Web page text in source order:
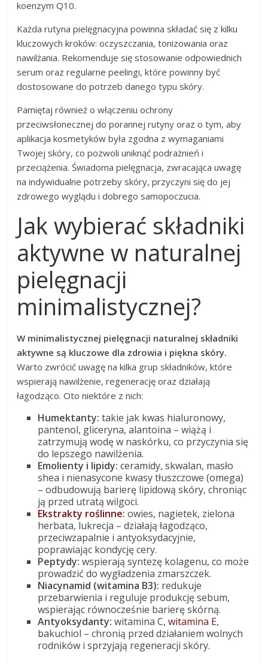
koenzym Q10.
Każda rutyna pielęgnacyjna powinna składać się z kilku
kluczowych kroków: oczyszczania, tonizowania oraz
nawilżania. Rekomenduje się stosowanie odpowiednich
serum oraz regularne peelingi, które powinny być
dostosowane do potrzeb danego typu skóry.
Pamiętaj również o włączeniu ochrony
przeciwsłonecznej do porannej rutyny oraz o tym, aby
aplikacja kosmetyków była zgodna z wymaganiami
Twojej skóry, co pozwoli uniknąć podrażnień i
przeciążenia. Świadoma pielęgnacja, zwracająca uwagę
na indywidualne potrzeby skóry, przyczyni się do jej
zdrowego wyglądu i dobrego samopoczucia.
Jak wybierać składniki
aktywne w naturalnej
pielęgnacji
minimalistycznej?
W minimalistycznej pielęgnacji naturalnej składniki
aktywne są kluczowe dla zdrowia i piękna skóry.
Warto zwrócić uwagę na kilka grup składników, które
wspierają nawilżenie, regenerację oraz działają
łagodząco. Oto niektóre z nich:
Humektanty: takie jak kwas hialuronowy,
pantenol, gliceryna, alantoina – wiążą i
zatrzymują wodę w naskórku, co przyczynia się
do lepszego nawilżenia.
Emolienty i lipidy: ceramidy, skwalan, masło
shea i nienasycone kwasy tłuszczowe (omega)
– odbudowują barierę lipidową skóry, chroniąc
ją przed utratą wilgoci.
Ekstrakty roślinne: owies, nagietek, zielona
herbata, lukrecja – działają łagodząco,
przeciwzapalnie i antyoksydacyjnie,
poprawiając kondycję cery.
Peptydy: wspierają syntezę kolagenu, co może
prowadzić do wygładzenia zmarszczek.
Niacynamid (witamina B3): redukuje
przebarwienia i reguluje produkcję sebum,
wspierając równocześnie barierę skórną.
Antyoksydanty: witamina C,witamina E,
bakuchiol – chronią przed działaniem wolnych
rodników i sprzyjają regeneracji skóry.